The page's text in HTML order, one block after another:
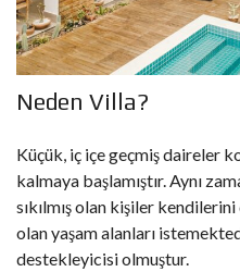
Neden Villa?
Küçük, iç içe geçmiş daireler
kalmaya başlamıştır. Aynı
sıkılmış olan kişiler
olan yaşam alanları
destekleyicisi olmuştur.